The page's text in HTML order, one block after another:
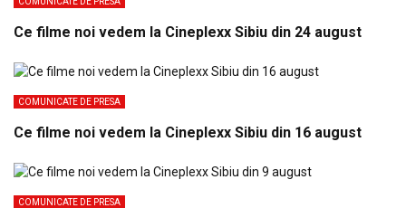
Ce filme noi vedem la Cineplexx Sibiu din 24 august
COMUNICATE DE PRESA
Ce filme noi vedem la Cineplexx Sibiu din 16 august
COMUNICATE DE PRESA